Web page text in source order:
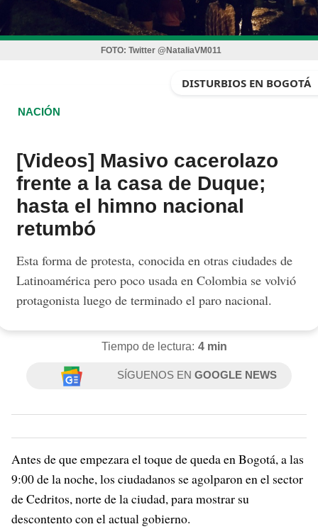
FOTO: Twitter @NataliaVM011
DISTURBIOS EN BOGOTÁ
NACIÓN
[Videos] Masivo cacerolazo
frente a la casa de Duque;
hasta el himno nacional
retumbó
Esta forma de protesta, conocida en otras ciudades de
Latinoamérica pero poco usada en Colombia se volvió
protagonista luego de terminado el paro nacional.
Tiempo de lectura: 4 min
SÍGUENOS ENGOOGLE NEWS
Antes de que empezara el toque de queda en Bogotá, a las
9:00 de la noche, los ciudadanos se agolparon en el sector
de Cedritos, norte de la ciudad, para mostrar su
descontento con el actual gobierno.